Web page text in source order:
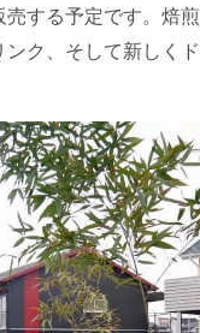
する予定です。焙
ク、そして新しく